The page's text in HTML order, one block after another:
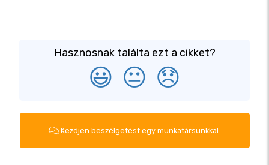
Hasznosnak találta ezt a cikket?
😃 😐 😞
Kezdjen beszélgetést egy munkatársunkkal.